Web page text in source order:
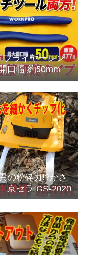
ライヤーレン
幅 約50mm
の粉砕力!?かさ
京セラ GS-2020